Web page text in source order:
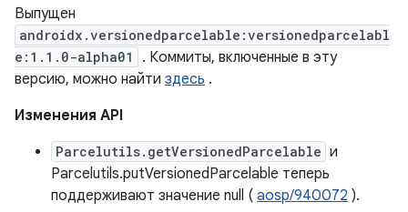
Выпущен
androidx.versionedparcelable:versionedparcelabl
e:1.1.0-alpha01
. Коммиты, включенные в эту
версию, можно найти здесь .
Изменения API
Parcelutils.getVersionedParcelable и
Parcelutils.putVersionedParcelable теперь
поддерживают значение null ( aosp/940072 ).